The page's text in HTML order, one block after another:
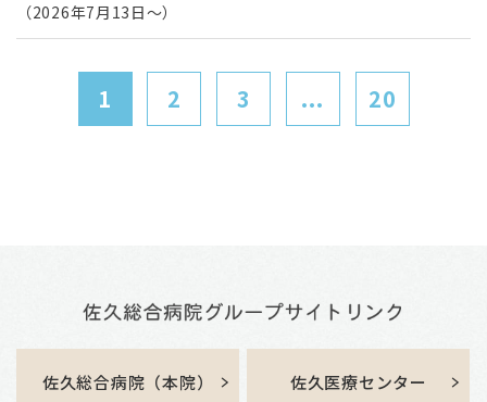
（2026年7月13日～）
1 2 3 ... 20
佐久総合病院（本院） 佐久医療センター